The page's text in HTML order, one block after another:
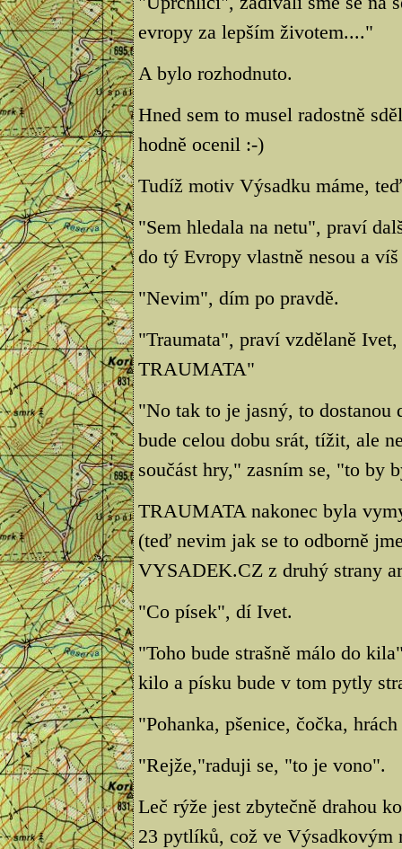
evropy za lepším životem...."
A bylo rozhodnuto.
Hned sem to musel radostně
hodně ocenil :-)
Tudíž motiv Výsadku máme,
"Sem hledala na netu", praví
do tý Evropy vlastně nesou a
"Nevim", dím po pravdě.
"Traumata", praví vzdělaně
TRAUMATA"
"No tak to je jasný, to dostanou
bude celou dobu srát, tížit, ale
součást hry," zasním se, "to by
TRAUMATA nakonec byla
(teď nevim jak se to odborně
VYSADEK.CZ z druhý strany
"Co písek", dí Ivet.
"Toho bude strašně málo do
kilo a písku bude v tom pytly
"Pohanka, pšenice, čočka,
"Rejže,"raduji se, "to je vono".
Leč rýže jest zbytečně drahou
23 pytlíků, což ve Výsadkovým